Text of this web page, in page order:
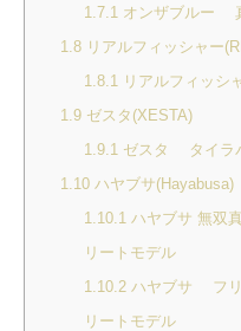
1.7.1 オンザブルー
1.8リアルフィッシャー
1.8.1
リアルフィッ
1.9ゼスタ(XESTA)
1.9.1 ゼスタ タイラ
1.10ハヤブサ(Hayabusa)
1.10.1 ハヤブサ 無双
リートモデル
1.10.2ハヤブサ フリ
リートモデル